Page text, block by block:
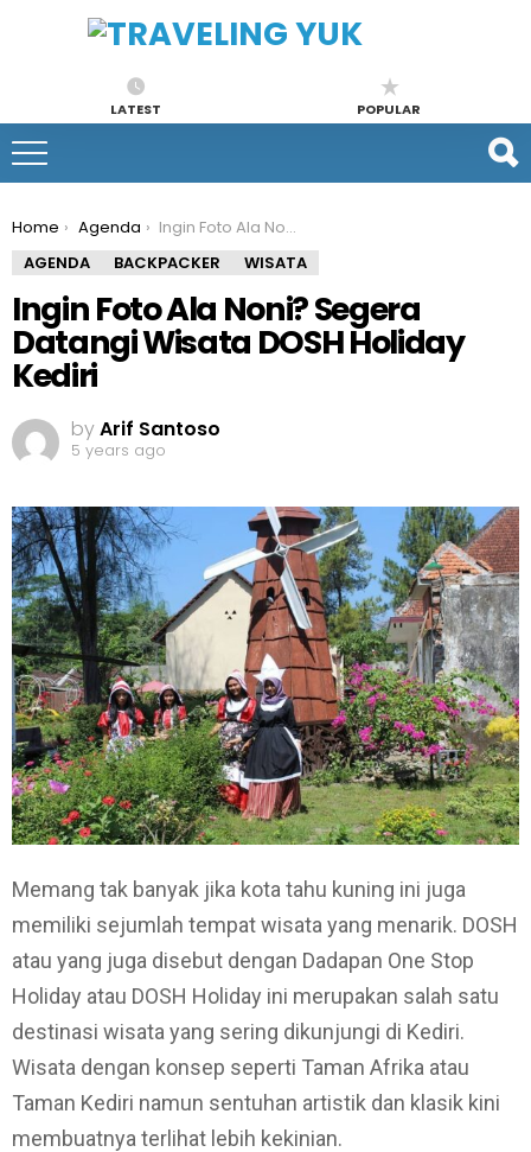
LATEST POPULAR
You are here:
Home Agenda
Ingin Foto Ala Noni? Segera Datangi Wisata DOSH Holiday Kediri
AGENDA
BACKPACKER WISATA
Ingin Foto Ala Noni? Segera
Datangi Wisata DOSH Holiday
Kediri
byArif Santoso
5 years ago
Memang tak banyak jika kota tahu kuning ini juga
memiliki sejumlah tempat wisata yang menarik. DOSH
atau yang juga disebut dengan Dadapan One Stop
Holiday atau DOSH Holiday ini merupakan salah satu
destinasi wisata yang sering dikunjungi di Kediri.
Wisata dengan konsep seperti Taman Afrika atau
Taman Kediri namun sentuhan artistik dan klasik kini
membuatnya terlihat lebih kekinian.